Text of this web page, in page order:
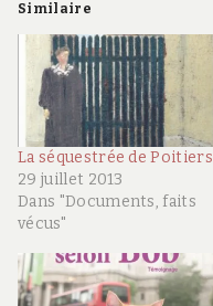
Similaire
La séquestrée de Poitiers
29 juillet 2013
Dans "Documents, faits
vécus"